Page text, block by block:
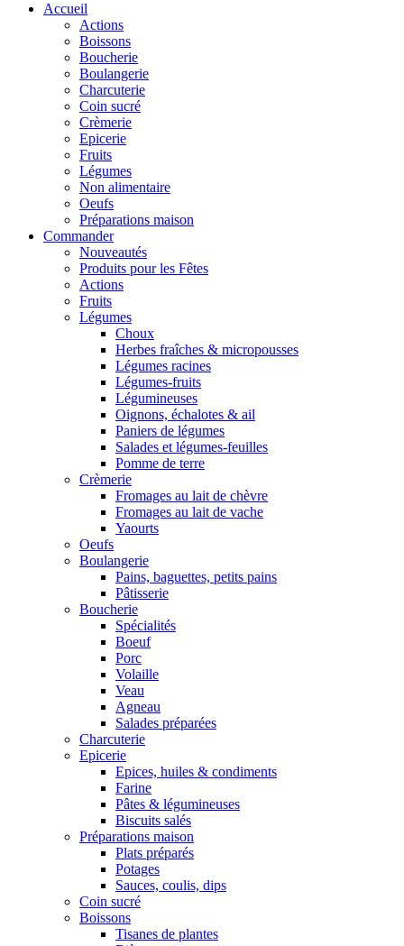
Accueil
Actions
Boissons
Boucherie
Boulangerie
Charcuterie
Coin sucré
Crèmerie
Epicerie
Fruits
Légumes
Non alimentaire
Oeufs
Préparations maison
Commander
Nouveautés
Produits pour les Fêtes
Actions
Fruits
Légumes
Choux
Herbes fraîches & micropousses
Légumes racines
Légumes-fruits
Légumineuses
Oignons, échalotes & ail
Paniers de légumes
Salades et légumes-feuilles
Pomme de terre
Crèmerie
Fromages au lait de chèvre
Fromages au lait de vache
Yaourts
Oeufs
Boulangerie
Pains, baguettes, petits pains
Pâtisserie
Boucherie
Spécialités
Boeuf
Porc
Volaille
Veau
Agneau
Salades préparées
Charcuterie
Epicerie
Epices, huiles & condiments
Farine
Pâtes & légumineuses
Biscuits salés
Préparations maison
Plats préparés
Potages
Sauces, coulis, dips
Coin sucré
Boissons
Tisanes de plantes